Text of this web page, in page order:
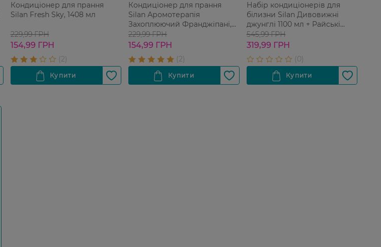
Кондиціонер для прання
Silan Fresh Sky, 1408 мл
229,99 ГРН
154,99 ГРН
Кондиціонер для прання
Silan Аромотерапія
Захоплюючий Франджіпані,
1100 мл
229,99 ГРН
154,99 ГРН
Набір кондиціонерів для
білизни Silan Дивовижні
джунглі 1100 мл + Райські
Мальдіви 1100 мл
545,99 ГРН
319,99 ГРН